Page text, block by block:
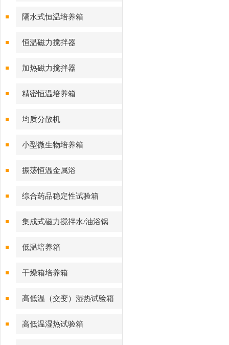
隔水式恒温培养箱
恒温磁力搅拌器
加热磁力搅拌器
精密恒温培养箱
均质分散机
小型微生物培养箱
振荡恒温金属浴
综合药品稳定性试验箱
集成式磁力搅拌水/油浴锅
低温培养箱
干燥箱培养箱
高低温（交变）湿热试验箱
高低温湿热试验箱